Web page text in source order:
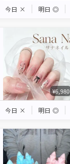
今日 × 明日 ◎
¥6,980
今日 × 明日 ◎